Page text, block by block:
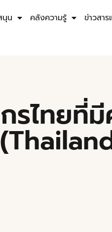
นุน คลังความรู้ ข่าวสา
รไทยที่